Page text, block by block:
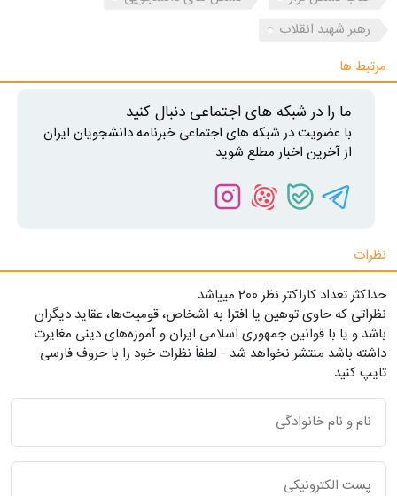
رهبر شهید انقلاب
مرتبط ها
ما را در شبکه های اجتماعی دنبال کنید
با عضویت در شبکه های اجتماعی خبرنامه دانشجویان ایران
از آخرین اخبار مطلع شوید
نظرات
حداکثر تعداد کاراکتر نظر 200 ميياشد
نظراتی که حاوی توهین یا افترا به اشخاص، قومیت‌ها، عقاید دیگران
باشد و یا با قوانین جمهوری اسلامی ایران و آموزه‌های دینی مغایرت
داشته باشد منتشر نخواهد شد - لطفاً نظرات خود را با حروف فارسی
تایپ کنید